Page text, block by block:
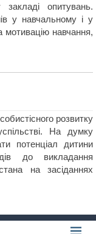
опитувань.
у навчальному і у
мотивацію навчання,
розвитку
На думку
потенціал дитини
до викладання
на засіданнях